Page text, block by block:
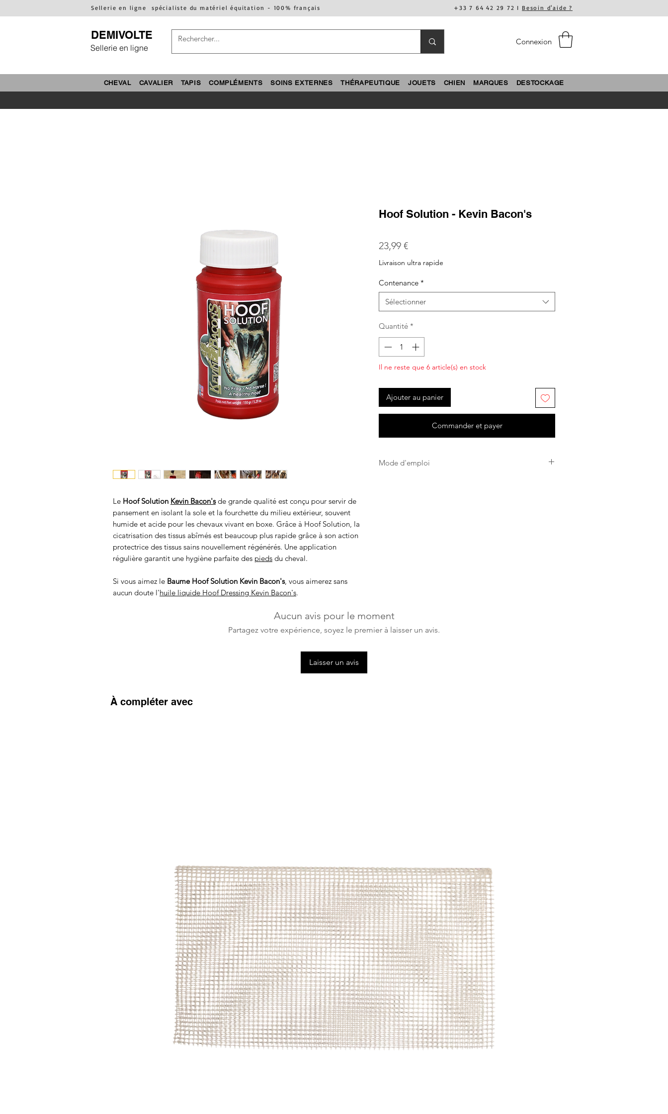
Sellerie en ligne spécialiste du matériel équitation - 100% français +33 7 64 42 29 72 I Besoin d'aide ?
DEMIVOLTE
Sellerie en ligne
Connexion
CHEVAL CAVALIER TAPIS COMPLÉMENTS SOINS EXTERNES THÉRAPEUTIQUE JOUETS CHIEN MARQUES DESTOCKAGE
Le Hoof Solution Kevin Bacon'sde grande qualité est conçu pour servir de
pansement en isolant la sole et la fourchette du milieu extérieur, souvent
humide et acide pour les chevaux vivant en boxe. Grâce à Hoof Solution, la
cicatrisation des tissus abîmés est beaucoup plus rapide grâce à son action
protectrice des tissus sains nouvellement régénérés. Une application
régulière garantit une hygiène parfaite des pieds du cheval.
Si vous aimez le Baume Hoof Solution Kevin Bacon's, vous aimerez sans
aucun doute l'huile liquide Hoof Dressing Kevin Bacon's.
Hoof Solution - Kevin Bacon's
23,99 €Prix
Livraison ultra rapide
Contenance *
Sélectionner
Quantité *
Il ne reste que 6 article(s) en stock
Ajouter au panier
Commander et payer
Mode d'emploi
Aucun avis pour le moment
Partagez votre expérience, soyez le premier à laisser un avis.
Laisser un avis
À compléter avec